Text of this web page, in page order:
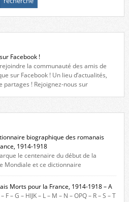
Facebook !
la communauté des amis de
sur Facebook ! Un lieu d’actualités,
partages ! Rejoignez-nous sur
biographique des romanais
1914-1918
le centenaire du début de la
Mondiale et ce dictionnaire
aux romanais Morts pour la
de cette recherche historique est
les plaques commémoratives de
Morts pour la France, 1914-1918 – A
F – G – HIJK – L – M – N – OPQ – R – S – T